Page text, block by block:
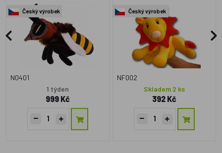
Český výrobek
N0401
1 týden
999 Kč
Český výrobek
NF002
Skladem 2 ks
392 Kč